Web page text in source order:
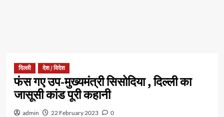
दिल्ली देश / विदेश
फंस गए उप-मुख्यमंत्री सिसोदिया , दिल्ली का
जासूसी कांड पूरी कहानी
admin 22 February 2023 0